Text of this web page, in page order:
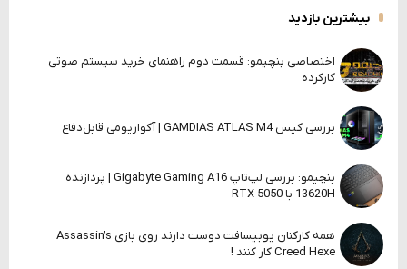
بیشترین بازدید
اختصاصی بنچیمو: قسمت دوم راهنمای خرید سیستم صوتی
کارکرده
بررسی کیس GAMDIAS ATLAS M4 | آکواریومی قابل‌دفاع
بنچیمو: بررسی لپ‌تاپ Gigabyte Gaming A16 | پردازنده
13620H با RTX 5050
همه کارکنان یوبیسافت دوست دارند روی بازی Assassin’s
Creed Hexe کار کنند !